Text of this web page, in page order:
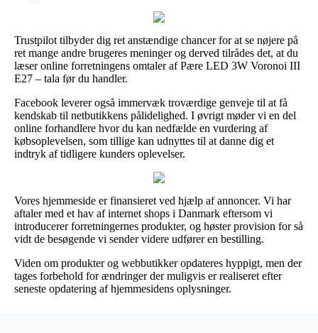
Trustpilot tilbyder dig ret anstændige chancer for at se nøjere på
ret mange andre brugeres meninger og derved tilrådes det, at du
læser online forretningens omtaler af Pære LED 3W Voronoi III
E27 – tala før du handler.
Facebook leverer også immervæk troværdige genveje til at få
kendskab til netbutikkens pålidelighed. I øvrigt møder vi en del
online forhandlere hvor du kan nedfælde en vurdering af
købsoplevelsen, som tillige kan udnyttes til at danne dig et
indtryk af tidligere kunders oplevelser.
Vores hjemmeside er finansieret ved hjælp af annoncer. Vi har
aftaler med et hav af internet shops i Danmark eftersom vi
introducerer forretningernes produkter, og høster provision for så
vidt de besøgende vi sender videre udfører en bestilling.
Viden om produkter og webbutikker opdateres hyppigt, men der
tages forbehold for ændringer der muligvis er realiseret efter
seneste opdatering af hjemmesidens oplysninger.